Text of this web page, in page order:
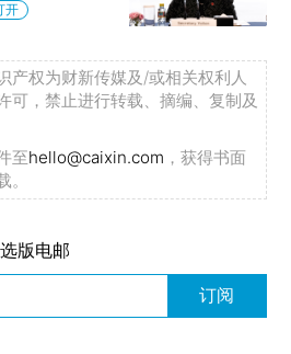
开
产权为财新传媒及/或相关权利人
可，禁止进行转载、摘编、复制及
至hello@caixin.com ，获得书面
版电邮
订阅